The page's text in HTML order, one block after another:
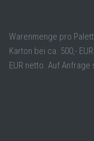
Warenmenge pro
Karton bei ca. 500,-
EUR netto. Auf